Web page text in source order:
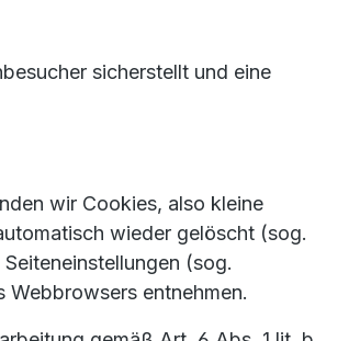
sicherstellt und eine
wir Cookies, also kleine
wieder gelöscht (sog.
(sog.
Webbrowsers entnehmen.